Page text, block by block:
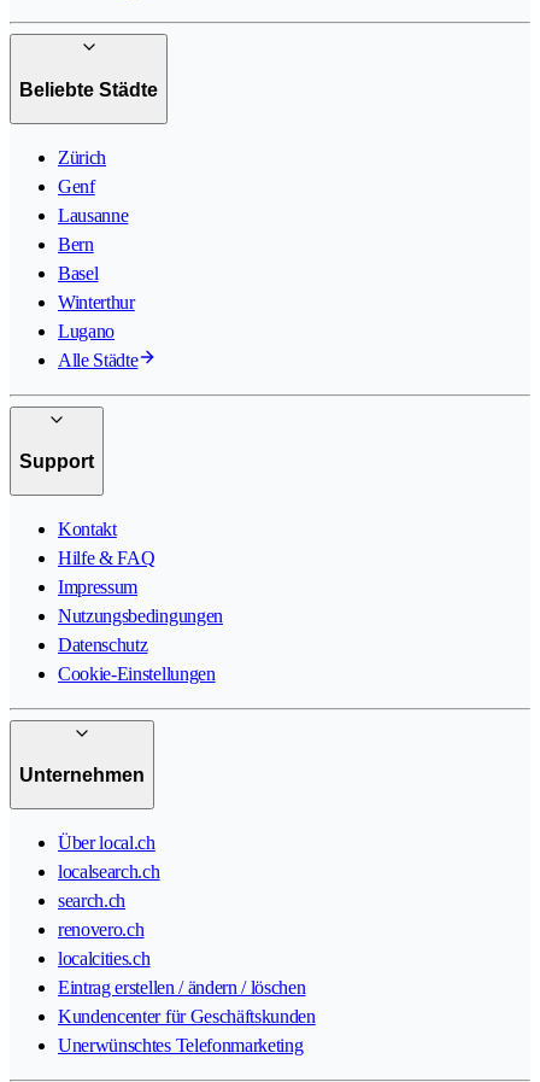
Beliebte Städte
Zürich
Genf
Lausanne
Bern
Basel
Winterthur
Lugano
Alle Städte
Support
Kontakt
Hilfe & FAQ
Impressum
Nutzungsbedingungen
Datenschutz
Cookie-Einstellungen
Unternehmen
Über local.ch
localsearch.ch
search.ch
renovero.ch
localcities.ch
Eintrag erstellen / ändern / löschen
Kundencenter für Geschäftskunden
Unerwünschtes Telefonmarketing